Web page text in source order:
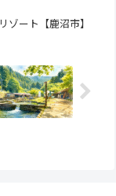
ゾート【鹿沼市】